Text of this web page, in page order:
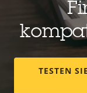
TESTEN